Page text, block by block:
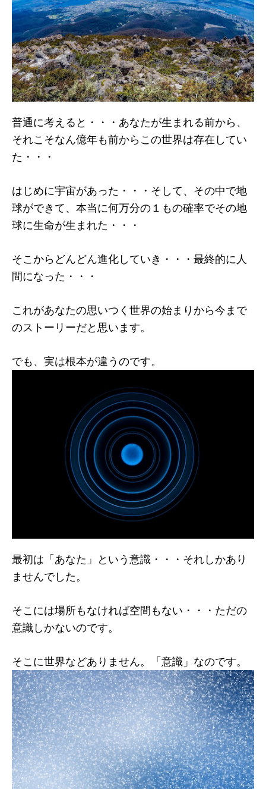
普通に考えると・・・あなたが生まれる前から、
それこそなん億年も前からこの世界は存在してい
た・・・
はじめに宇宙があった・・・そして、その中で地
球ができて、本当に何万分の１もの確率でその地
球に生命が生まれた・・・
そこからどんどん進化していき・・・最終的に人
間になった・・・
これがあなたの思いつく世界の始まりから今まで
のストーリーだと思います。
でも、実は根本が違うのです。
最初は「あなた」という意識・・・それしかあり
ませんでした。
そこには場所もなければ空間もない・・・ただの
意識しかないのです。
そこに世界などありません。「意識」なのです。